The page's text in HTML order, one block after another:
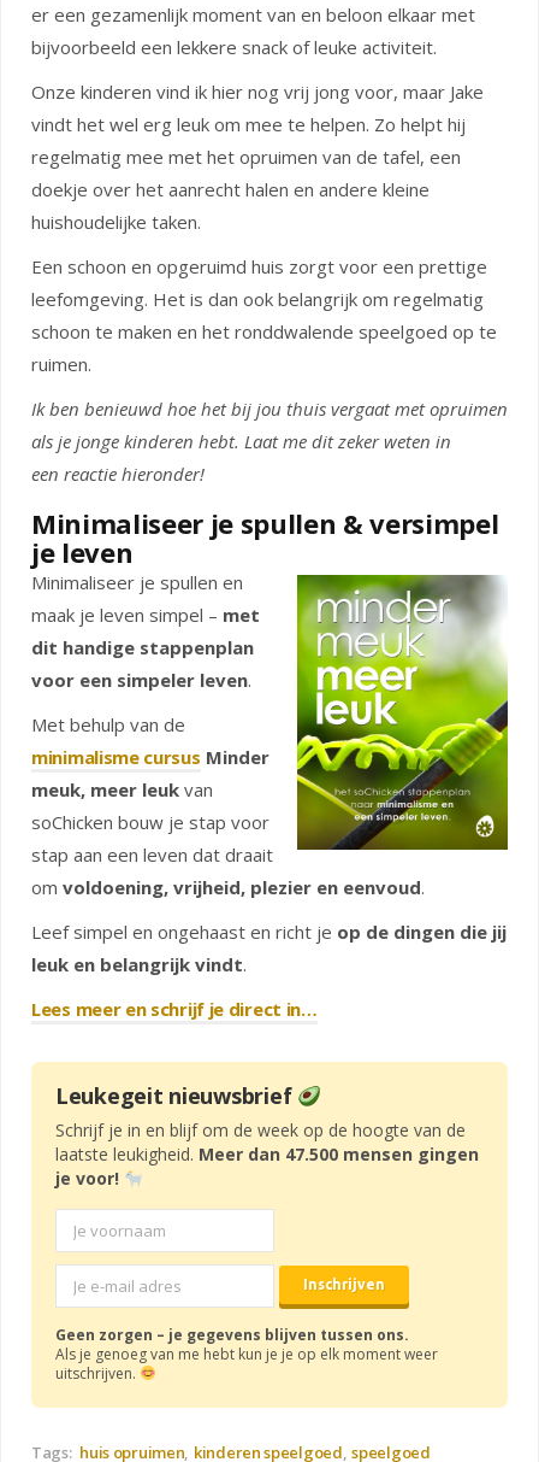
er een gezamenlijk moment van en beloon elkaar met
bijvoorbeeld een lekkere snack of leuke activiteit.
Onze kinderen vind ik hier nog vrij jong voor, maar Jake
vindt het wel erg leuk om mee te helpen. Zo helpt hij
regelmatig mee met het opruimen van de tafel, een
doekje over het aanrecht halen en andere kleine
huishoudelijke taken.
Een schoon en opgeruimd huis zorgt voor een prettige
leefomgeving. Het is dan ook belangrijk om regelmatig
schoon te maken en het ronddwalende speelgoed op te
ruimen.
Ik ben benieuwd hoe het bij jou thuis vergaat met opruimen
als je jonge kinderen hebt. Laat me dit zeker weten in
een reactie hieronder!
Minimaliseer je spullen & versimpel
je leven
Minimaliseer je spullen en
maak je leven simpel – met
dit handige stappenplan
voor een simpeler leven.
Met behulp van de
minimalisme cursus Minder
meuk, meer leuk van
soChicken bouw je stap voor
stap aan een leven dat draait
om voldoening, vrijheid, plezier en eenvoud.
Leef simpel en ongehaast en richt je op de dingen die jij
leuk en belangrijk vindt.
Lees meer en schrijf je direct in…
Leukegeit nieuwsbrief
Schrijf je in en blijf om de week op de hoogte van de
laatste leukigheid. Meer dan 47.500 mensen gingen
je voor!
Geen zorgen – je gegevens blijven tussen ons.
Als je genoeg van me hebt kun je je op elk moment weer
uitschrijven.
Tags: huis opruimen kinderen speelgoed speelgoed